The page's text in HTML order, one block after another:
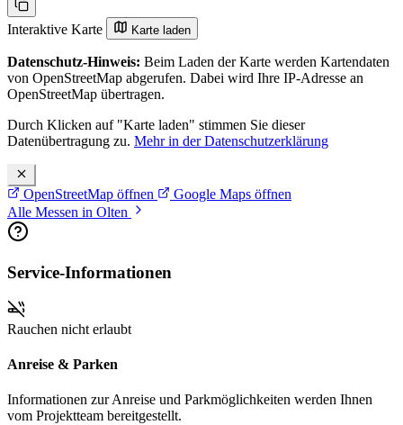
Interaktive Karte Karte laden
Datenschutz-Hinweis: Beim Laden der Karte werden Kartendaten
von OpenStreetMap abgerufen. Dabei wird Ihre IP-Adresse an
OpenStreetMap übertragen.
Durch Klicken auf "Karte laden" stimmen Sie dieser
Datenübertragung zu. Mehr in der Datenschutzerklärung
OpenStreetMap öffnen
Google Maps öffnen
Alle Messen in Olten
Service-Informationen
Rauchen nicht erlaubt
Anreise & Parken
Informationen zur Anreise und Parkmöglichkeiten werden Ihnen
vom Projektteam bereitgestellt.